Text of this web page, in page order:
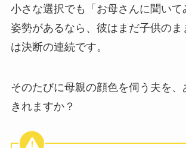
小さな選択でも「お母さんに聞いて
姿勢があるなら、彼はまだ子供のま
は決断の連続です。
そのたびに母親の顔色を伺う夫を、
きれますか？